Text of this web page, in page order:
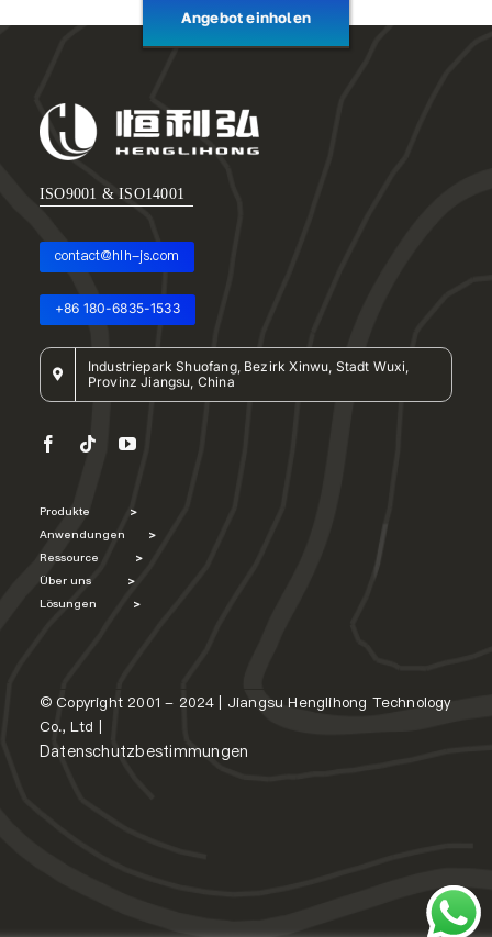
Angebot einholen
ISO9001 & ISO14001
contact@hlh-js.com
+86 180-6835-1533
Industriepark Shuofang, Bezirk Xinwu, Stadt Wuxi,
Provinz Jiangsu, China
Produkte >
Anwendungen >
Ressource >
Über uns >
Lösungen >
© Copyright 2001 - 2024 | Jiangsu Henglihong Technology
Co., Ltd |
Datenschutzbestimmungen